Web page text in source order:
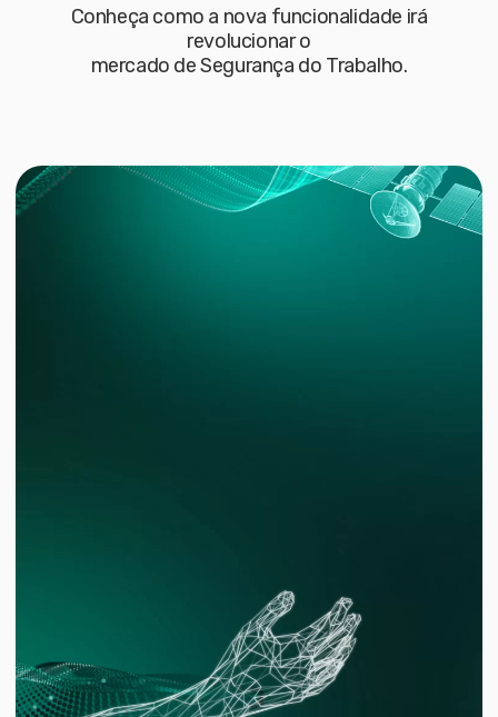
Conheça como a nova funcionalidade irá
revolucionar o
mercado de Segurança do Trabalho.